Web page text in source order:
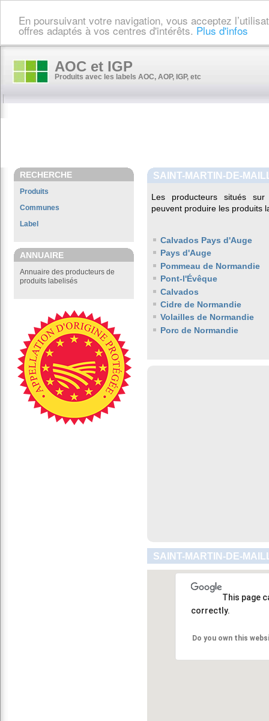
En poursuivant votre navigation, vous acceptez
offres adaptés à vos centres d'intérêts. Plus d'infos
AOC et IGP
Produits avec les labels AOC, AOP, IGP, etc
RECHERCHE
Produits
Communes
Label
ANNUAIRE
Annuaire des producteurs de
produits labelisés
SAINT-MARTIN-DE-
Les producteurs situés
peuvent produire les produits
Calvados Pays d'Auge
Pays d'Auge
Pommeau de Normandie
Pont-l'Évêque
Calvados
Cidre de Normandie
Volailles de Normandie
Porc de Normandie
SAINT-MARTIN-DE-
This page
correctly.
Do you own this